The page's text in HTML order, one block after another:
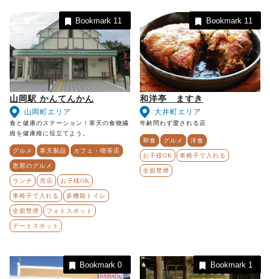
山岡駅 かんてんかん
山岡町エリア
食と健康のステーション！寒天の食物繊
維を健康維に役立てよう。
グルメ 寒天製品 カフェ・喫茶店
恵那のグルメ
ランチ 売店 お子様OK
車椅子で入れる 多機能トイレ
全面禁煙 フォトスポット
デートスポット
Bookmark 11
和洋亭 ますき
大井町エリア
年齢問わず愛される店
和食 グルメ 洋食
お子様OK 車椅子で入れる
全面禁煙
Bookmark 11
Bookmark0 Bookmark 1